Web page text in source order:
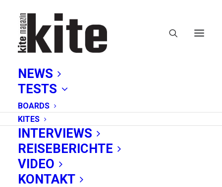
NEWS
TESTS
BOARDS
KITES
INTERVIEWS
REISEBERICHTE
VIDEO
KONTAKT
E-Paper